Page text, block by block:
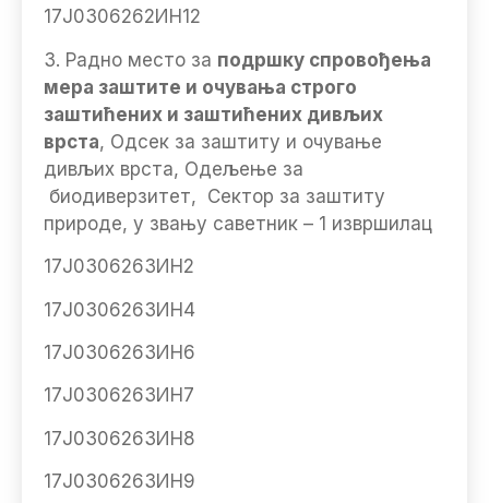
17Ј0306262ИН12
3. Радно место за подршку спровођења
мера заштите и очувања строго
заштићених и заштићених дивљих
врста, Одсек за заштиту и очување
дивљих врста, Одељење за
биодиверзитет, Сектор за заштиту
природе, у звању саветник – 1 извршилац
17Ј0306263ИН2
17Ј0306263ИН4
17Ј0306263ИН6
17Ј0306263ИН7
17Ј0306263ИН8
17Ј0306263ИН9